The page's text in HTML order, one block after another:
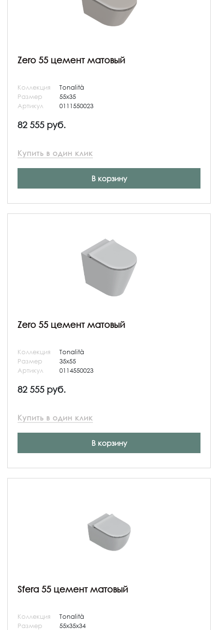
Zero 55 цемент матовый
Коллекция
Tonalità
Размер
55x35
Артикул
0111550023
82 555 руб.
Купить в один клик
В корзину
Zero 55 цемент матовый
Коллекция
Tonalità
Размер
35x55
Артикул
0114550023
82 555 руб.
Купить в один клик
В корзину
Sfera 55 цемент матовый
Коллекция
Tonalità
Размер
55x35x34